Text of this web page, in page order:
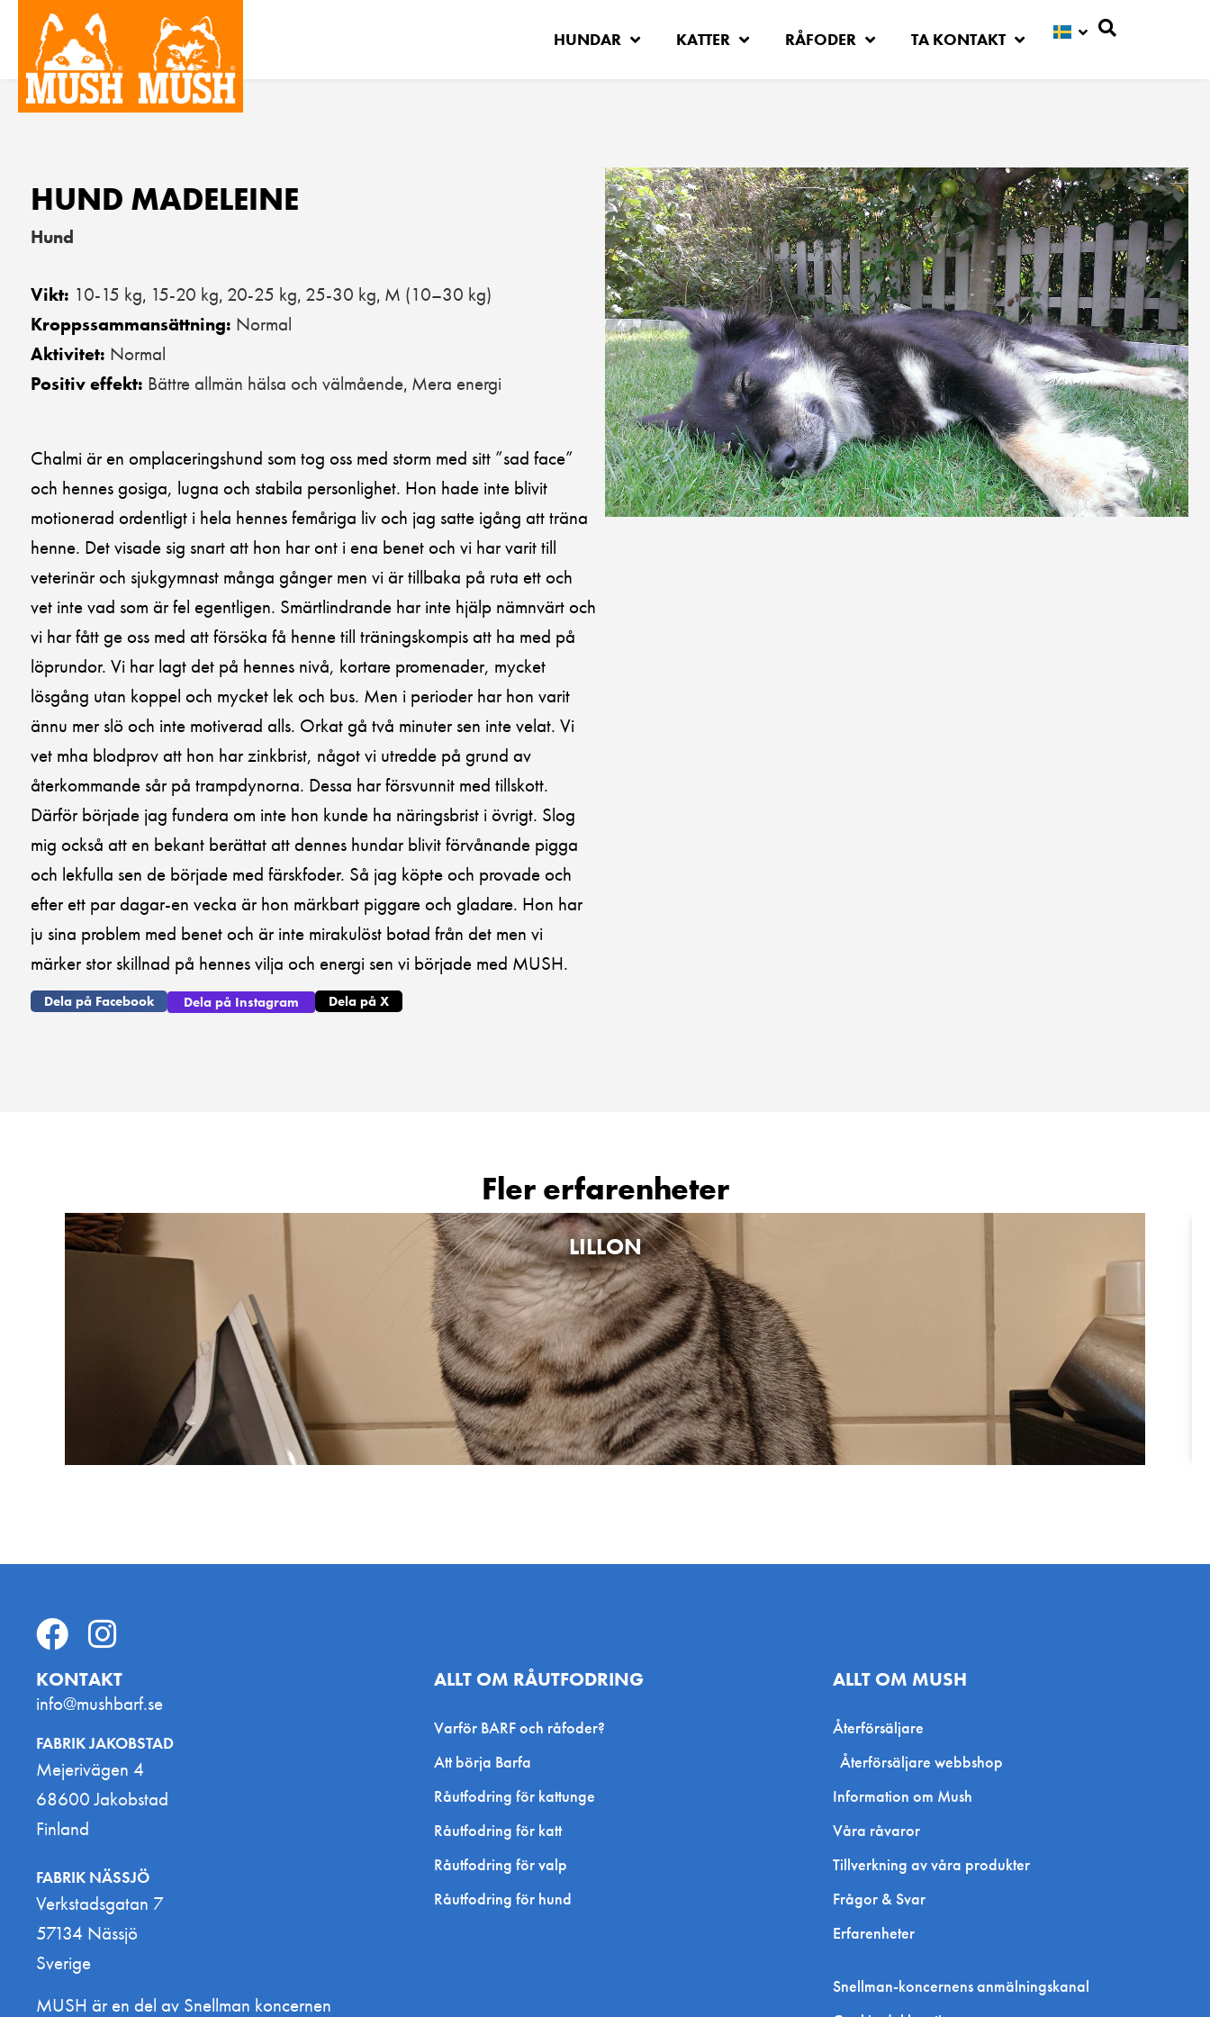
HUNDAR KATTER RÅFODER TA KONTAKT
HUND MADELEINE
Hund
Vikt: 10-15 kg, 15-20 kg, 20-25 kg, 25-30 kg, M (10–30 kg)
Kroppssammansättning: Normal
Aktivitet: Normal
Positiv effekt: Bättre allmän hälsa och välmående, Mera energi
Chalmi är en omplaceringshund som tog oss med storm med sitt ”sad face”
och hennes gosiga, lugna och stabila personlighet. Hon hade inte blivit
motionerad ordentligt i hela hennes femåriga liv och jag satte igång att träna
henne. Det visade sig snart att hon har ont i ena benet och vi har varit till
veterinär och sjukgymnast många gånger men vi är tillbaka på ruta ett och
vet inte vad som är fel egentligen. Smärtlindrande har inte hjälp nämnvärt och
vi har fått ge oss med att försöka få henne till träningskompis att ha med på
löprundor. Vi har lagt det på hennes nivå, kortare promenader, mycket
lösgång utan koppel och mycket lek och bus. Men i perioder har hon varit
ännu mer slö och inte motiverad alls. Orkat gå två minuter sen inte velat. Vi
vet mha blodprov att hon har zinkbrist, något vi utredde på grund av
återkommande sår på trampdynorna. Dessa har försvunnit med tillskott.
Därför började jag fundera om inte hon kunde ha näringsbrist i övrigt. Slog
mig också att en bekant berättat att dennes hundar blivit förvånande pigga
och lekfulla sen de började med färskfoder. Så jag köpte och provade och
efter ett par dagar-en vecka är hon märkbart piggare och gladare. Hon har
ju sina problem med benet och är inte mirakulöst botad från det men vi
märker stor skillnad på hennes vilja och energi sen vi började med MUSH.
Dela på Facebook Dela på Instagram Dela på X
Fler erfarenheter
LILLON
KONTAKT
info@mushbarf.se
FABRIK JAKOBSTAD
Mejerivägen 4
68600 Jakobstad
Finland
FABRIK NÄSSJÖ
Verkstadsgatan 7
57134 Nässjö
Sverige
MUSH är en del av Snellman koncernen
ALLT OM RÅUTFODRING
Varför BARF och råfoder?
Att börja Barfa
Råutfodring för kattunge
Råutfodring för katt
Råutfodring för valp
Råutfodring för hund
ALLT OM MUSH
Återförsäljare
Återförsäljare webbshop
Information om Mush
Våra råvaror
Tillverkning av våra produkter
Frågor & Svar
Erfarenheter
Snellman-koncernens anmälningskanal